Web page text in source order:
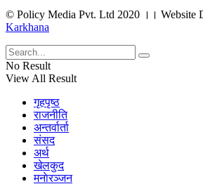
© Policy Media Pvt. Ltd 2020 ।। Website
Karkhana
No Result
View All Result
गृहपृष्ठ
राजनीति
अन्तर्वार्ता
संसद
अर्थ
खेलकुद
मनाेरञ्जन